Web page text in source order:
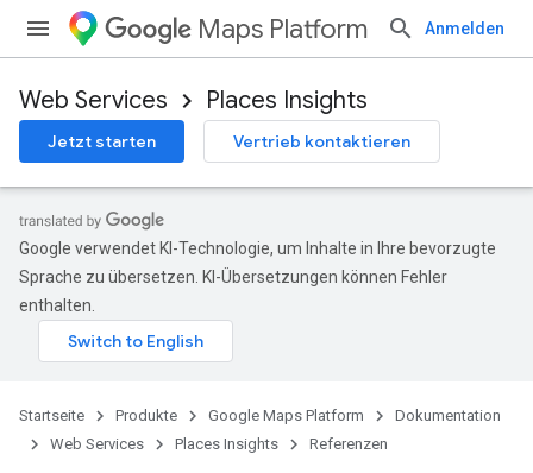
Maps Platform Anmelden
Web Services Places Insights
Jetzt starten Vertrieb kontaktieren
Google verwendet KI-Technologie, um Inhalte in Ihre bevorzugte
Sprache zu übersetzen. KI-Übersetzungen können Fehler
enthalten.
Startseite Produkte Google Maps Platform
Dokumentation
Web Services
Places Insights Referenzen